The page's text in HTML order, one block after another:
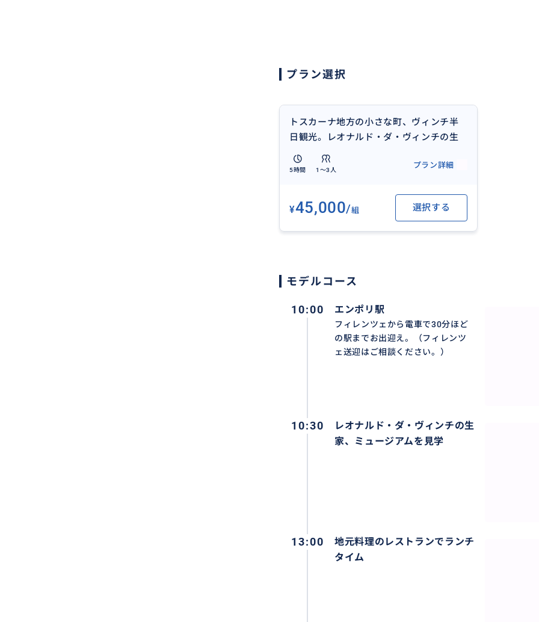
まで車でご案内いたします。
プラン選択
トスカーナ地方の小さな町、ヴィンチ半
日観光。レオナルド・ダ・ヴィンチの生
家見学、地元料理のレストランへご案
内。
5時間 1〜3人
プラン詳細
¥45,000/組 選択する
モデルコース
10:00 エンポリ駅
フィレンツェから電車で30分ほど
の駅までお出迎え。（フィレンツ
ェ送迎はご相談ください。）
10:30
レオナルド・ダ・ヴィンチの生
家、ミュージアムを見学
13:00
地元料理のレストランでランチ
タイム